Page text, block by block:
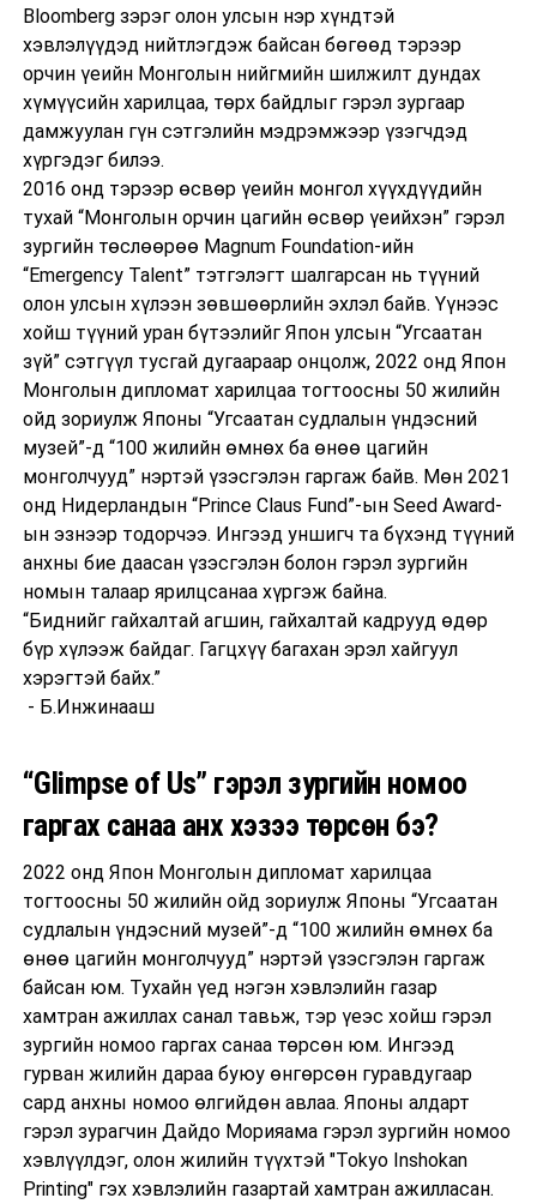
Bloomberg зэрэг олон улсын нэр хүндтэй
хэвлэлүүдэд нийтлэгдэж байсан бөгөөд тэрээр
орчин үеийн Монголын нийгмийн шилжилт дундах
хүмүүсийн харилцаа, төрх байдлыг гэрэл зургаар
дамжуулан гүн сэтгэлийн мэдрэмжээр үзэгчдэд
хүргэдэг билээ.
2016 онд тэрээр өсвөр үеийн монгол хүүхдүүдийн
тухай “Монголын орчин цагийн өсвөр үеийхэн” гэрэл
зургийн төслөөрөө Magnum Foundation-ийн
“Emergency Talent” тэтгэлэгт шалгарсан нь түүний
олон улсын хүлээн зөвшөөрлийн эхлэл байв. Үүнээс
хойш түүний уран бүтээлийг Япон улсын “Угсаатан
зүй” сэтгүүл тусгай дугаараар онцолж, 2022 онд Япон
Монголын дипломат харилцаа тогтоосны 50 жилийн
ойд зориулж Японы “Угсаатан судлалын үндэсний
музей”-д “100 жилийн өмнөх ба өнөө цагийн
монголчууд” нэртэй үзэсгэлэн гаргаж байв. Мөн 2021
онд Нидерландын “Prince Claus Fund”-ын Seed Award-
ын эзнээр тодорчээ. Ингээд уншигч та бүхэнд түүний
анхны бие даасан үзэсгэлэн болон гэрэл зургийн
номын талаар ярилцсанаа хүргэж байна.
“Биднийг гайхалтай агшин, гайхалтай кадрууд өдөр
бүр хүлээж байдаг. Гагцхүү багахан эрэл хайгуул
хэрэгтэй байх.”
- Б.Инжинааш
“Glimpse of Us” гэрэл зургийн номоо
гаргах санаа анх хэзээ төрсөн бэ?
2022 онд Япон Монголын дипломат харилцаа
тогтоосны 50 жилийн ойд зориулж Японы “Угсаатан
судлалын үндэсний музей”-д “100 жилийн өмнөх ба
өнөө цагийн монголчууд” нэртэй үзэсгэлэн гаргаж
байсан юм. Тухайн үед нэгэн хэвлэлийн газар
хамтран ажиллах санал тавьж, тэр үеэс хойш гэрэл
зургийн номоо гаргах санаа төрсөн юм. Ингээд
гурван жилийн дараа буюу өнгөрсөн гуравдугаар
сард анхны номоо өлгийдөн авлаа. Японы алдарт
гэрэл зурагчин Дайдо Морияама гэрэл зургийн номоо
хэвлүүлдэг, олон жилийн түүхтэй "Tokyo Inshokan
Printing" гэх хэвлэлийн газартай хамтран ажилласан.